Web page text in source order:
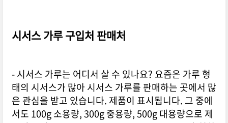
시서스 가루 구입처 판매처
- 시서스 가루는 어디서 살 수 있나요? 요즘은 가루 형
태의 시서스가 많아 시서스 가루를 판매하는 곳에서 많
은 관심을 받고 있습니다. 제품이 표시됩니다. 그 중에
서도 100g 소용량, 300g 중용량, 500g 대용량으로 제